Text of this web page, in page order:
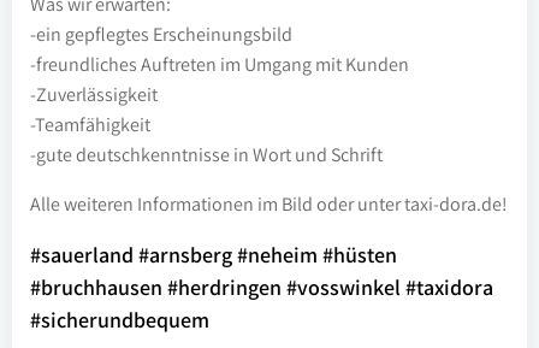
-ein gepflegtes Erscheinungsbild
-freundliches Auftreten im Umgang mit Kunden
-Zuverlässigkeit
-Teamfähigkeit
-gute deutschkenntnisse in Wort und Schrift
Alle weiteren Informationen im Bild oder unter taxi-dora.de!
#sauerland #arnsberg #neheim #hüsten
#bruchhausen #herdringen #vosswinkel #taxidora
#sicherundbequem